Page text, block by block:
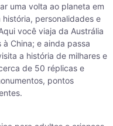
uma volta ao planeta em
personalidades e
você viaja da Austrália
China; e ainda passa
a história de milhares e
de 50 réplicas e
pontos